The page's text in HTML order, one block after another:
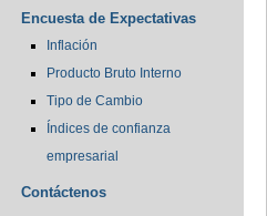
Encuesta de Expectativas
Inflación
Producto Bruto Interno
Tipo de Cambio
Índices de confianza
empresarial
Contáctenos